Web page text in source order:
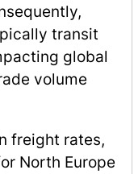
transit
global
volume
freight rates,
North Europe